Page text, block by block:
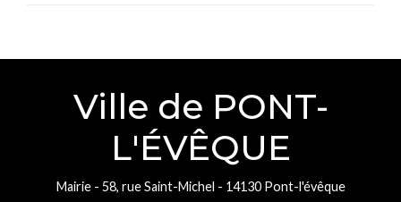
Ville de PONT-
L'ÉVÊQUE
Mairie - 58, rue Saint-Michel - 14130 Pont-l'évêque